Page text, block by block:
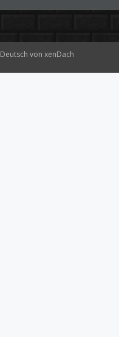
Deutsch von xenDach